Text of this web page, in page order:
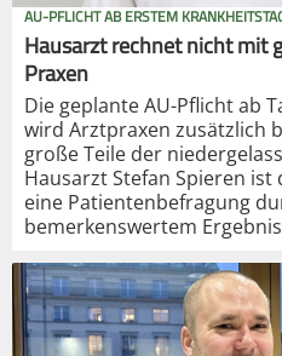
AU-PFLICHT AB ERSTEM
Hausarzt rechnet nicht mit
Praxen
Die geplante AU-Pflicht ab
wird Arztpraxen zusätzlich
große Teile der
Hausarzt Stefan Spieren
eine Patientenbefragung
bemerkenswertem